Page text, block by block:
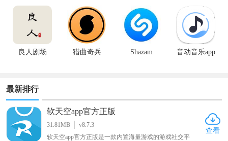
手机版
良人剧场 猎曲奇兵 Shazam 音动音乐app
最新排行
软天空app官方正版
31.81MB
v8.7.3
软天空app官方正版是一款内置海量游戏的游戏社交平
查看